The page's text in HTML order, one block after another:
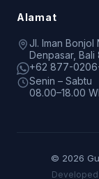
Alamat
Jl. Iman Bonjol
Denpasar, Bali
+62 877-
Senin – Sabtu
08.00–18.00
© 2026
Developed